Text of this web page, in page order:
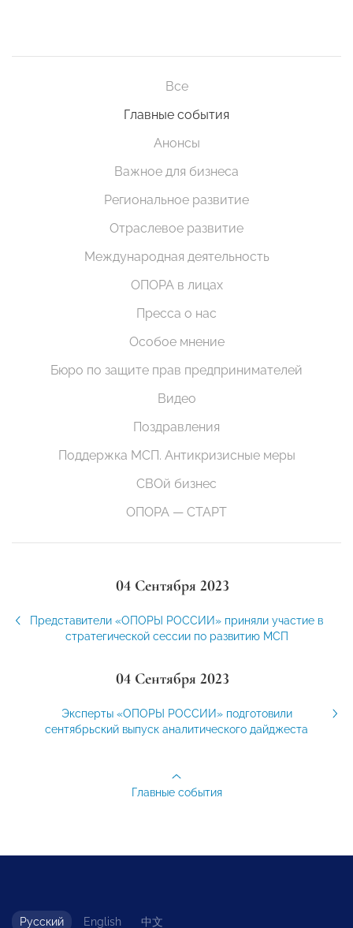
Все
Главные события
Анонсы
Важное для бизнеса
Региональное развитие
Отраслевое развитие
Международная деятельность
ОПОРА в лицах
Пресса о нас
Особое мнение
Бюро по защите прав предпринимателей
Видео
Поздравления
Поддержка МСП. Антикризисные меры
СВОй бизнес
ОПОРА — СТАРТ
04 Сентября 2023
Представители «ОПОРЫ РОССИИ» приняли участие в
стратегической сессии по развитию МСП
04 Сентября 2023
Эксперты «ОПОРЫ РОССИИ» подготовили
сентябрьский выпуск аналитического дайджеста
Главные события
Русский English 中文